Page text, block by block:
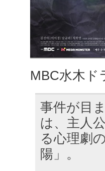
MBC水木ド
事件が目
は、主人
る心理劇
陽」。